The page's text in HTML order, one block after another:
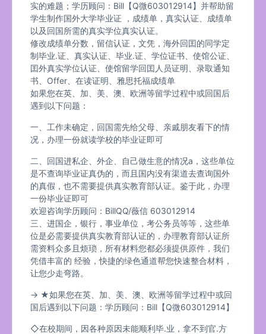
实的难题；学历顾问：Bill【Q微603012914】并帮助留
学生制作国外大学毕业证 ，成绩单，真实认证、成绩单
以及回国所需的真实学位真实认证。
修改成绩单分数，留信认证，文凭，海外回囯的同学定
制毕业.证、真实认证、毕业.证、学位证书、使馆公证、
囯外真实学位认证、使馆留学回囯人员证明、录取通知
书、Offer、在读证明、雅思托福成绩单
如果您在英、加、美、澳、欧洲等留学过程中或回国后
遇到以下问题：
一、工作未确定，回国需先给父母、亲戚朋友看下的情
况，办理一份就读学校的毕业证即可
二、回国进私企、外企、自己做生意的情况a，这些单位
是不查询毕业证真伪的，而且国内没有渠道去查询国外
的真假，也不需要提供真实教育部认证。鉴于此，办理
一份毕业证即可
欢迎咨询学历顾问：BillQQ/薇信 603012914
三、进国企，银行，事业单位，考公务员等等，这些单
位是必需要提供真实教育部认证的，办理教育部认证所
需资料众多且烦琐，所有材料您都必须提供原件，我们
凭借丰富的 经验，快捷的绿色通道帮您快速整合材料，
让您少走弯路。
→ ★如果您在英、加、美、澳、欧洲等留学过程中或回
国后遇到以下问题：学历顾问：Bill【Q微603012914】
◇在校期间，因各种原因未能顺利毕.业，拿不到官.方